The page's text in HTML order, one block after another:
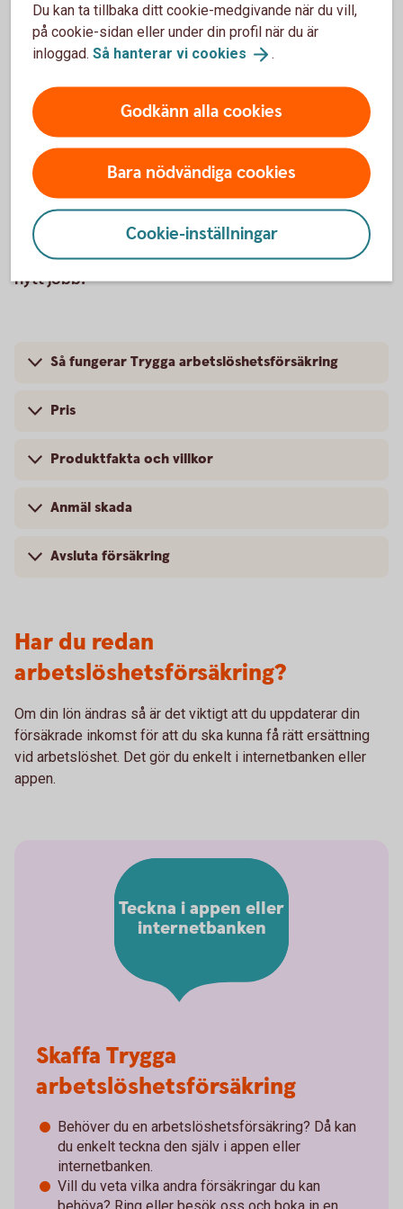
Försäkringsgivare
106 60 Stockholm
Telefon 0771-23 33 33
Är ersättningen från a-kassan tillräcklig för att
betala lån, hyra och andra räkningar om du blir
arbetslös? Med Trygga arbetslöshetsförsäkring
slipper du oroa dig för ekonomin medan du söker
nytt jobb.
Så fungerar Trygga arbetslöshetsförsäkring
Pris
Produktfakta och villkor
Anmäl skada
Avsluta försäkring
Har du redan
arbetslöshetsförsäkring?
Om din lön ändras så är det viktigt att du uppdaterar din
försäkrade inkomst för att du ska kunna få rätt ersättning
vid arbetslöshet. Det gör du enkelt i internetbanken eller
appen.
Skaffa Trygga
arbetslöshetsförsäkring
Behöver du en arbetslöshetsförsäkring? Då kan
du enkelt teckna den själv i appen eller
internetbanken.
Vill du veta vilka andra försäkringar du kan
Teckna i appen eller
internetbanken
Du kan ta tillbaka ditt cookie-medgivande när du vill,
på cookie-sidan eller under din profil när du är
inloggad. Så hanterar vi cookies .
Godkänn alla cookies
Bara nödvändiga cookies
Cookie-inställningar